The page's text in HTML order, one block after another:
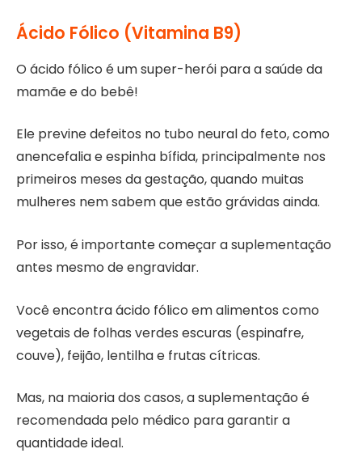
Ácido Fólico (Vitamina B9)
O ácido fólico é um super-herói para a saúde da
mamãe e do bebê!
Ele previne defeitos no tubo neural do feto, como
anencefalia e espinha bífida, principalmente nos
primeiros meses da gestação, quando muitas
mulheres nem sabem que estão grávidas ainda.
Por isso, é importante começar a suplementação
antes mesmo de engravidar.
Você encontra ácido fólico em alimentos como
vegetais de folhas verdes escuras (espinafre,
couve), feijão, lentilha e frutas cítricas.
Mas, na maioria dos casos, a suplementação é
recomendada pelo médico para garantir a
quantidade ideal.